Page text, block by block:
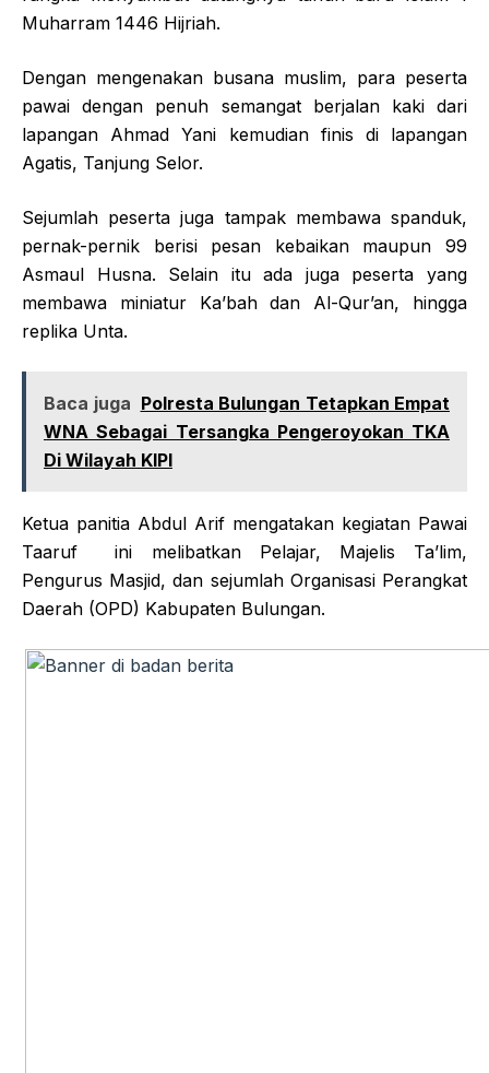
Muharram 1446 Hijriah.
Dengan mengenakan busana muslim, para peserta
pawai dengan penuh semangat berjalan kaki dari
lapangan Ahmad Yani kemudian finis di lapangan
Agatis, Tanjung Selor.
Sejumlah peserta juga tampak membawa spanduk,
pernak-pernik berisi pesan kebaikan maupun 99
Asmaul Husna. Selain itu ada juga peserta yang
membawa miniatur Ka’bah dan Al-Qur’an, hingga
replika Unta.
Baca juga Polresta Bulungan Tetapkan Empat
WNA Sebagai Tersangka Pengeroyokan TKA
Di Wilayah KIPI
Ketua panitia Abdul Arif mengatakan kegiatan Pawai
Taaruf ini melibatkan Pelajar, Majelis Ta’lim,
Pengurus Masjid, dan sejumlah Organisasi Perangkat
Daerah (OPD) Kabupaten Bulungan.